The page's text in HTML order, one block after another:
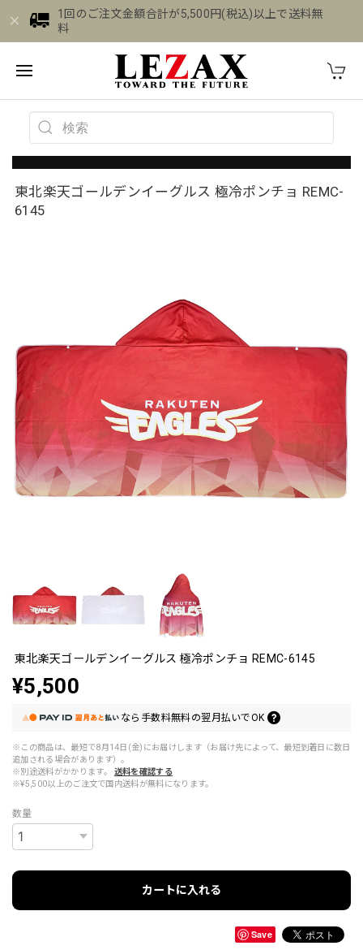
1回のご注文金額合計が5,500円(税込)以上で送料無
料
東北楽天ゴールデンイーグルス 極冷ポンチョ REMC-
6145
東北楽天ゴールデンイーグルス 極冷ポンチョ REMC-6145
¥5,500
なら 手数料無料の翌月払いでOK
※この商品は、最短で8月14日(金)にお届けします（お届け先によって、最短到着日に数日
追加される場合があります）。
※別途送料がかかります。
送料を確認する
※¥5,500以上のご注文で国内送料が無料になります。
数量
カートに入れる
Save